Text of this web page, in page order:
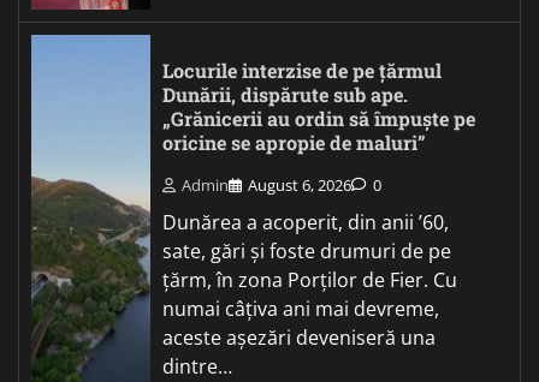
Locurile interzise de pe țărmul
Dunării, dispărute sub ape.
„Grănicerii au ordin să împuște pe
oricine se apropie de maluri”
Admin August 6, 2026 0
Dunărea a acoperit, din anii ’60,
sate, gări și foste drumuri de pe
țărm, în zona Porților de Fier. Cu
numai câțiva ani mai devreme,
aceste așezări deveniseră una
dintre…